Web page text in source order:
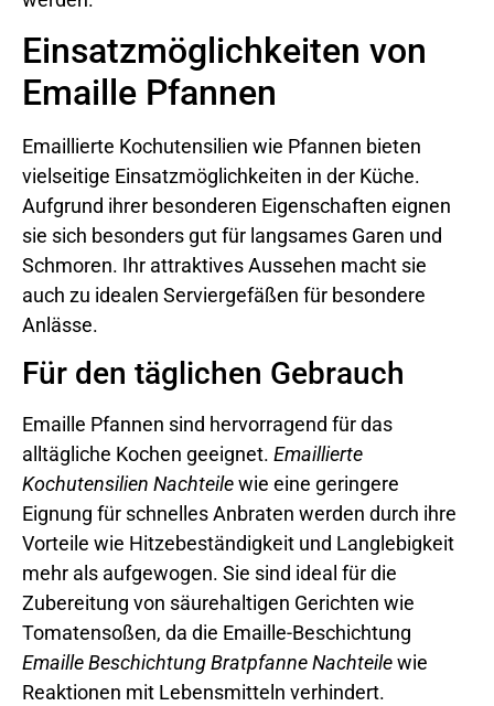
Einsatzmöglichkeiten von
Emaille Pfannen
Emaillierte Kochutensilien wie Pfannen bieten
vielseitige Einsatzmöglichkeiten in der Küche.
Aufgrund ihrer besonderen Eigenschaften eignen
sie sich besonders gut für langsames Garen und
Schmoren. Ihr attraktives Aussehen macht sie
auch zu idealen Serviergefäßen für besondere
Anlässe.
Für den täglichen Gebrauch
Emaille Pfannen sind hervorragend für das
alltägliche Kochen geeignet. Emaillierte
Kochutensilien Nachteilewie eine geringere
Eignung für schnelles Anbraten werden durch ihre
Vorteile wie Hitzebeständigkeit und Langlebigkeit
mehr als aufgewogen. Sie sind ideal für die
Zubereitung von säurehaltigen Gerichten wie
Tomatensoßen, da die Emaille-Beschichtung
Emaille Beschichtung Bratpfanne Nachteilewie
Reaktionen mit Lebensmitteln verhindert.